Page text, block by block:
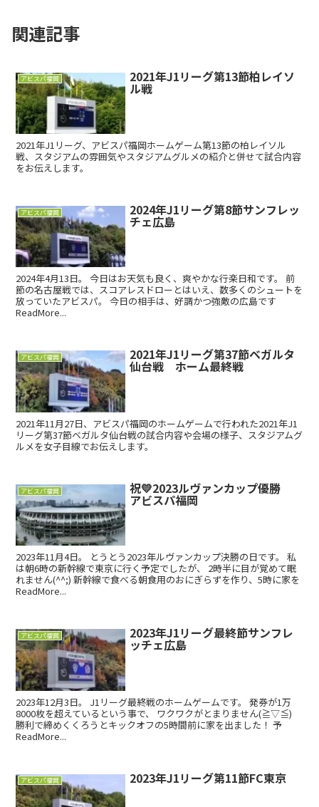
関連記事
アビスパ福岡 2021年J1リーグ第13節柏レイソ
ル戦
2021年J1リーグ、アビスパ福岡ホームゲーム第13節の柏レイソル
戦、スタジアムの雰囲気やスタジアムグルメの紹介と併せて試合内容
をお伝えします。
アビスパ福岡 2024年J1リーグ第8節サンフレッ
チェ広島
2024年4月13日。 今日はお天気も良く、爽やかな行楽日和です。 前
節の名古屋戦では、スコアレスドローとはいえ、数多くのシュートを
放っていたアビスパ。 今日の相手は、好調かつ強敵の広島です
ReadMore...
アビスパ福岡 2021年J1リーグ第37節ベガルタ
仙台戦 ホーム最終戦
2021年11月27日、アビスパ福岡のホームゲームで行われた2021年J1
リーグ第37節ベガルタ仙台戦の試合内容や会場の様子、スタジアムグ
ルメを女子目線でお伝えします。
アビスパ福岡 祝💛2023ルヴァンカップ優勝
アビスパ福岡
2023年11月4日。 とうとう2023年ルヴァンカップ決勝の日です。 私
は朝6時の新幹線で東京に行く予定でしたが、 2時半に目が覚めて眠
れません(^^;) 新幹線で食べる朝食用のおにぎらずを作り、5時に家を
ReadMore...
アビスパ福岡 2023年J1リーグ最終節サンフレ
ッチェ広島
2023年12月3日。 J1リーグ最終戦のホームゲームです。 発券が1万
8000枚を超えているという事で、 ワクワクがとまりません(≧▽≦)
勝利で締めくくろうとキックオフの5時間前に家を出ました！ 予
ReadMore...
アビスパ福岡 2023年J1リーグ第11節FC東京